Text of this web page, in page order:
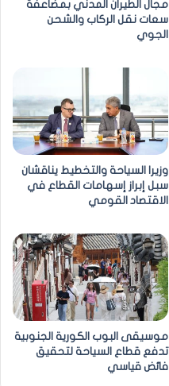
مجال الطيران المدني بمضاعفة
سعات نقل الركاب والشحن
الجوي
وزيرا السياحة والتخطيط يناقشان
سبل إبراز إسهامات القطاع في
الاقتصاد القومي
موسيقى البوب الكورية الجنوبية
تدفع قطاع السياحة لتحقيق
فائض قياسي